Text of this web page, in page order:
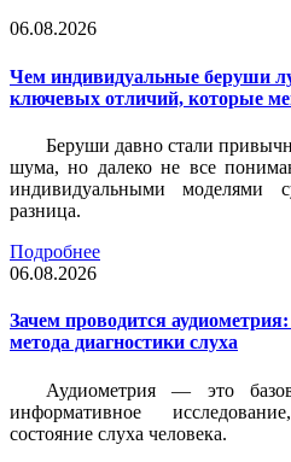
06.08.2026
Чем индивидуальные беруши
ключевых отличий, которые
Беруши давно стали
шума, но далеко не все
индивидуальными моделями
разница.
Подробнее
06.08.2026
Зачем проводится
метода диагностики слуха
Аудиометрия — это
информативное
состояние слуха человека.